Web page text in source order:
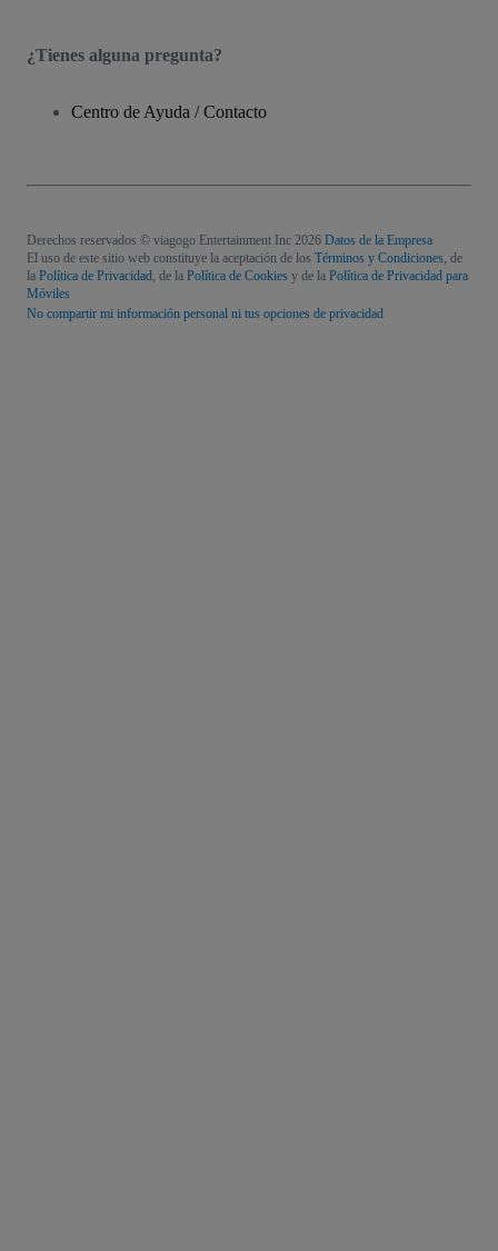
¿Tienes alguna pregunta?
Centro de Ayuda / Contacto
Derechos reservados © viagogo Entertainment Inc 2026 Datos de la Empresa
El uso de este sitio web constituye la aceptación de los Términos y Condiciones, de
la Política de Privacidad, de la Política de Cookies y de la Política de Privacidad para
Móviles
No compartir mi información personal ni tus opciones de privacidad